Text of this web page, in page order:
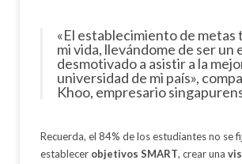
«El establecimiento de
mi vida, llevándome de ser un
desmotivado a asistir a la
universidad de mi país»,
Khoo, empresario
Recuerda, el 84% de los estudiantes no se
establecer objetivos SMART, crear una